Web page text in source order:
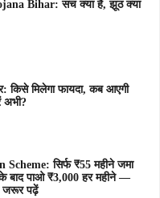
Bihar: सच क्या है, झूठ क्या
किसे मिलेगा फायदा, कब आएगी
अभी?
सिर्फ ₹55 महीने जमा
बाद पाओ ₹3,000 हर महीने —
जरूर पढ़ें